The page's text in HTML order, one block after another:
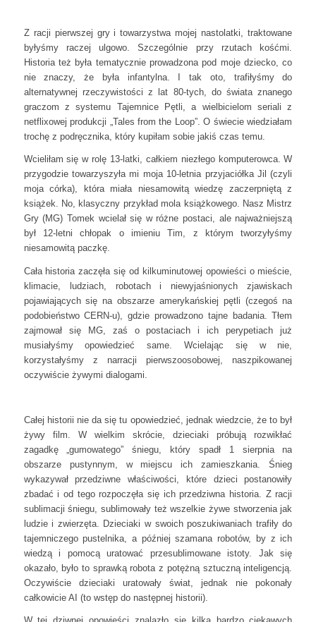
Z racji pierwszej gry i towarzystwa mojej nastolatki, traktowane
byłyśmy raczej ulgowo. Szczególnie przy rzutach kośćmi.
Historia też była tematycznie prowadzona pod moje dziecko, co
nie znaczy, że była infantylna. I tak oto, trafiłyśmy do
alternatywnej rzeczywistości z lat 80-tych, do świata znanego
graczom z systemu Tajemnice Pętli, a wielbicielom seriali z
netflixowej produkcji „Tales from the Loop”. O świecie wiedziałam
trochę z podręcznika, który kupiłam sobie jakiś czas temu.
Wcieliłam się w rolę 13-latki, całkiem niezłego komputerowca. W
przygodzie towarzyszyła mi moja 10-letnia przyjaciółka Jil (czyli
moja córka), która miała niesamowitą wiedzę zaczerpniętą z
książek. No, klasyczny przykład mola książkowego. Nasz Mistrz
Gry (MG) Tomek wcielał się w różne postaci, ale najważniejszą
był 12-letni chłopak o imieniu Tim, z którym tworzyłyśmy
niesamowitą paczkę.
Cała historia zaczęła się od kilkuminutowej opowieści o mieście,
klimacie, ludziach, robotach i niewyjaśnionych zjawiskach
pojawiających się na obszarze amerykańskiej pętli (czegoś na
podobieństwo CERN-u), gdzie prowadzono tajne badania. Tłem
zajmował się MG, zaś o postaciach i ich perypetiach już
musiałyśmy opowiedzieć same. Wcielając się w nie,
korzystałyśmy z narracji pierwszoosobowej, naszpikowanej
oczywiście żywymi dialogami.
Całej historii nie da się tu opowiedzieć, jednak wiedzcie, że to był
żywy film. W wielkim skrócie, dzieciaki próbują rozwikłać
zagadkę „gumowatego” śniegu, który spadł 1 sierpnia na
obszarze pustynnym, w miejscu ich zamieszkania. Śnieg
wykazywał przedziwne właściwości, które dzieci postanowiły
zbadać i od tego rozpoczęła się ich przedziwna historia. Z racji
sublimacji śniegu, sublimowały też wszelkie żywe stworzenia jak
ludzie i zwierzęta. Dzieciaki w swoich poszukiwaniach trafiły do
tajemniczego pustelnika, a później szamana robotów, by z ich
wiedzą i pomocą uratować przesublimowane istoty. Jak się
okazało, było to sprawką robota z potężną sztuczną inteligencją.
Oczywiście dzieciaki uratowały świat, jednak nie pokonały
całkowicie AI (to wstęp do następnej historii).